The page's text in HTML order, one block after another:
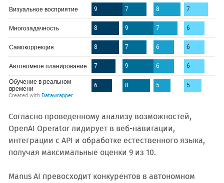
Согласно проведенному анализу возможностей,
OpenAI Operator лидирует в веб-навигации,
интеграции с API и обработке естественного языка,
получая максимальные оценки 9 из 10.
Manus AI превосходит конкурентов в автономном